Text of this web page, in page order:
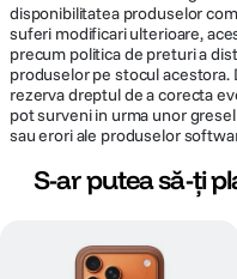
disponibilitatea produselor
suferi modificari ulterioare,
precum politica de preturi a
produselor pe stocul acestora.
rezerva dreptul de a corecta
pot surveni in urma unor
sau erori ale produselor
S-ar putea să-ți